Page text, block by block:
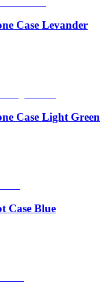
Case Levander
Case Light Green
Case Blue